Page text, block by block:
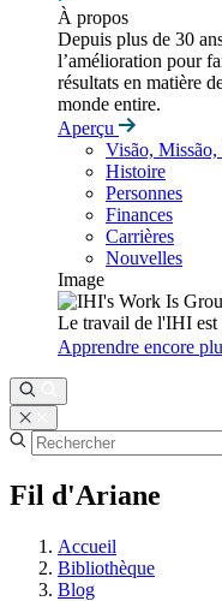
À propos
Depuis plus de 30
l’amélioration pour
résultats en matière
monde entire.
Aperçu
Visão, Missão,
Histoire
Personnes
Finances
Carrières
Nouvelles
Image
Le travail de l'IHI est
Apprendre encore
Fil d'Ariane
Accueil
Bibliothèque
Blog